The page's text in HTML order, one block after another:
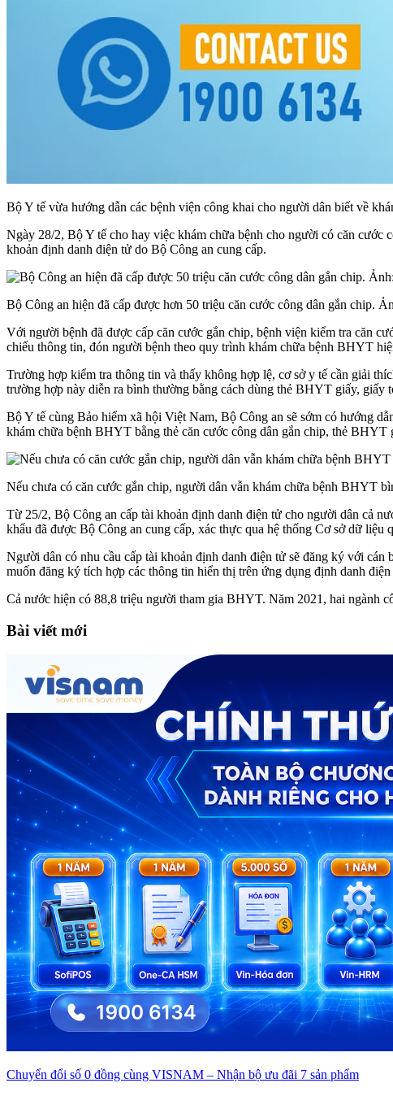
Bộ Y tế vừa hướng dẫn các bệnh viện công khai cho người dân biết về
Ngày 28/2, Bộ Y tế cho hay việc khám chữa bệnh cho người có căn
khoản định danh điện tử do Bộ Công an cung cấp.
Bộ Công an hiện đã cấp được hơn 50 triệu căn cước công dân gắn chip.
Với người bệnh đã được cấp căn cước gắn chip, bệnh viện kiểm tra căn
chiếu thông tin, đón người bệnh theo quy trình khám chữa bệnh BHYT
Trường hợp kiểm tra thông tin và thấy không hợp lệ, cơ sở y tế cần giải
trường hợp này diễn ra bình thường bằng cách dùng thẻ BHYT giấy, giấy
Bộ Y tế cùng Bảo hiểm xã hội Việt Nam, Bộ Công an sẽ sớm có hướng
khám chữa bệnh BHYT bằng thẻ căn cước công dân gắn chip, thẻ
Nếu chưa có căn cước gắn chip, người dân vẫn khám chữa bệnh BHYT
Từ 25/2, Bộ Công an cấp tài khoản định danh điện tử cho người dân cả
khẩu đã được Bộ Công an cung cấp, xác thực qua hệ thống Cơ sở dữ
Người dân có nhu cầu cấp tài khoản định danh điện tử sẽ đăng ký với
muốn đăng ký tích hợp các thông tin hiển thị trên ứng dụng định danh
Cả nước hiện có 88,8 triệu người tham gia BHYT. Năm 2021, hai ngành
Bài viết mới
Chuyển đổi số 0 đồng cùng VISNAM – Nhận bộ ưu đãi 7 sản phẩm